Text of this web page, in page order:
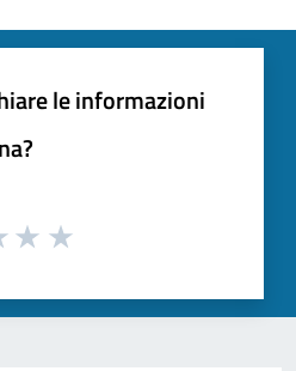
le informazioni